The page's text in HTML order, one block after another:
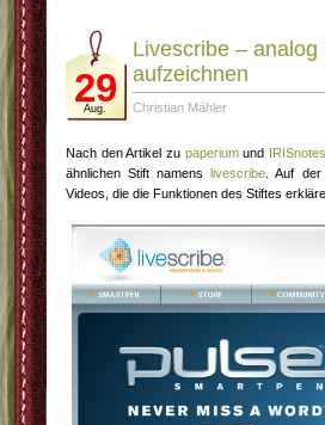
29
Aug.
Livescribe – analog
aufzeichnen
Christian Mähler
Nach den Artikel zu paperiumund IRISnotes
ähnlichen Stift namenslivescribe . Auf
Videos, die die Funktionen des Stiftes